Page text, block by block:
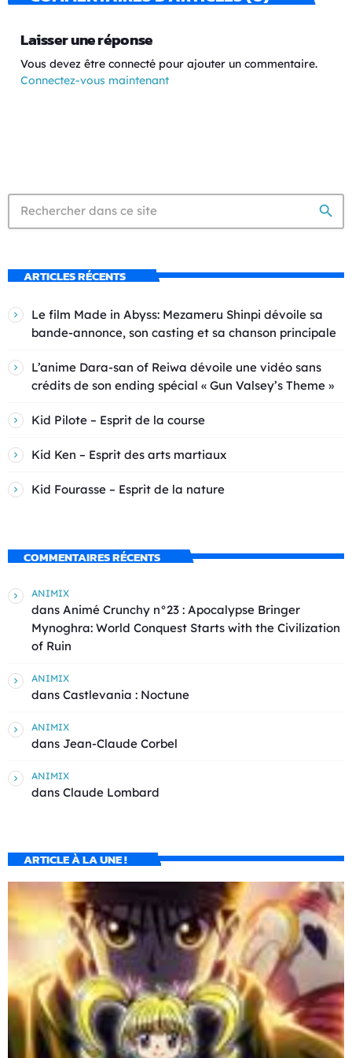
Laisser une réponse
Vous devez être connecté pour ajouter un commentaire.
Connectez-vous maintenant
search
ARTICLES RÉCENTS
Le film Made in Abyss: Mezameru Shinpi dévoile sa
bande-annonce, son casting et sa chanson principale
L’anime Dara-san of Reiwa dévoile une vidéo sans
crédits de son ending spécial « Gun Valsey’s Theme »
Kid Pilote – Esprit de la course
Kid Ken – Esprit des arts martiaux
Kid Fourasse – Esprit de la nature
COMMENTAIRES RÉCENTS
ANIMIX
dans Animé Crunchy n°23 : Apocalypse Bringer
Mynoghra: World Conquest Starts with the Civilization
of Ruin
ANIMIX
dans Castlevania : Noctune
ANIMIX
dans Jean-Claude Corbel
ANIMIX
dans Claude Lombard
ARTICLE À LA UNE !